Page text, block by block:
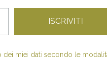
dei miei dati secondo le